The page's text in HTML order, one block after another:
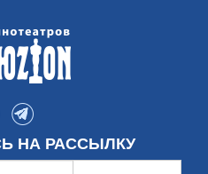
НА РАССЫЛКУ